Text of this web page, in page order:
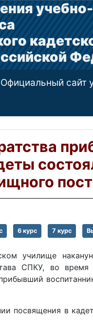
Официальный сайт
6 курс 7 курс
училище
СПКУ, во
посвящения в